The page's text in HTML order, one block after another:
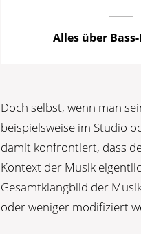
Alles über
Doch selbst, wenn man
beispielsweise im Studio
damit konfrontiert, dass
Kontext der Musik
Gesamtklangbild der
oder weniger modifiziert